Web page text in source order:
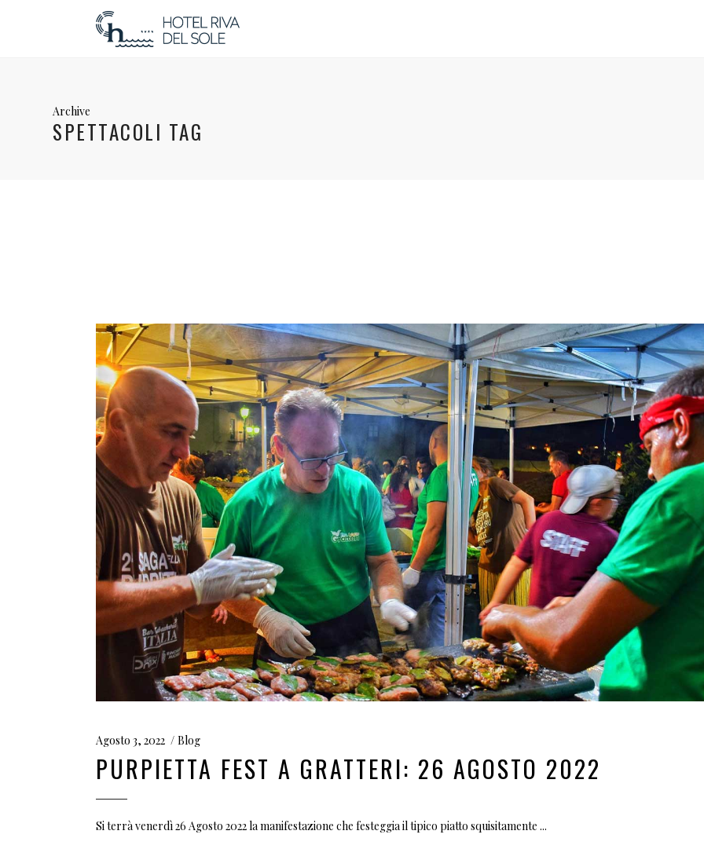
Archive
SPETTACOLI TAG
Agosto 3, 2022 Blog
PURPIETTA FEST A GRATTERI: 26 AGOSTO 2022
Si terrà venerdì 26 Agosto 2022 la manifestazione che festeggia il tipico piatto squisitamente